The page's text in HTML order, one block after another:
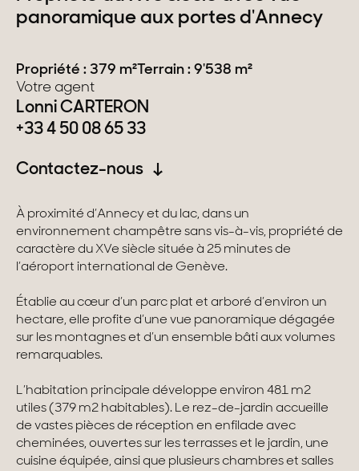
Suisse
Canton de Vaud
Alpes Suisses
Nos collections
Propriétés de caractère
Appartements
Chalets
Maisons & appartements avec vues
panoramique aux portes d'Annecy
Propriété : 379 m²Terrain : 9'538 m²
Votre agent
Lonni CARTERON
+33 4 50 08 65 33
Contactez-nous
À proximité d’Annecy et du lac, dans un
environnement champêtre sans vis-à-vis, propriété de
caractère du XVe siècle située à 25 minutes de
l’aéroport international de Genève.
Établie au cœur d’un parc plat et arboré d’environ un
hectare, elle profite d’une vue panoramique dégagée
sur les montagnes et d’un ensemble bâti aux volumes
remarquables.
L’habitation principale développe environ 481 m2
utiles (379 m2 habitables). Le rez-de-jardin accueille
de vastes pièces de réception en enfilade avec
cheminées, ouvertes sur les terrasses et le jardin, une
cuisine équipée, ainsi que plusieurs chambres et salles